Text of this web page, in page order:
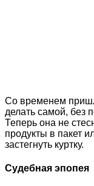
Со временем
делать самой, без
Теперь она не
продукты в пакет
застегнуть куртку.
Судебная эпопея